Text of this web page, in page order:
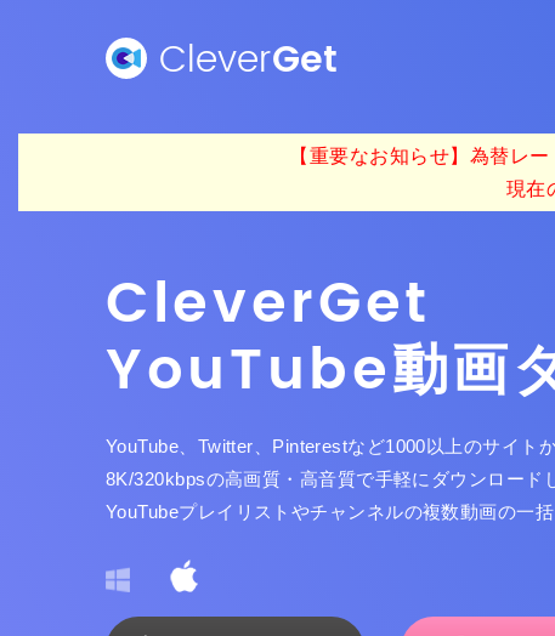
CleverGet
【重要なお知らせ】為替レ
現在
CleverGet
YouTube動画
YouTube、Twitter、Pinterestなど1000以上のサイト
8K/320kbpsの高画質・高音質で手軽にダウンロード
YouTubeプレイリストやチャンネルの複数動画の一